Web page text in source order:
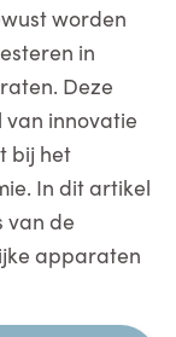
worden
in
Deze
innovatie
bij het
In dit artikel
van de
apparaten